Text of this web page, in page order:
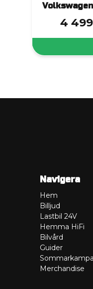
4
Navigera
Hem
Billjud
Lastbil 24V
Hemma HiFi
Bilvård
Guider
Merchandise